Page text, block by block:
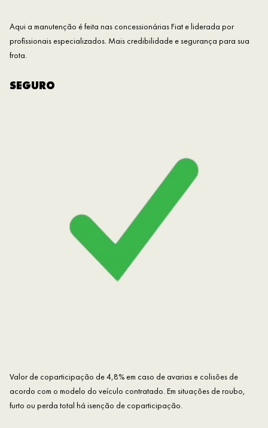
Aqui a manutenção é feita nas concessionárias Fiat e liderada por
profissionais especializados. Mais credibilidade e segurança para sua
frota.
SEGURO
Valor de coparticipação de 4,8% em caso de avarias e colisões de
acordo com o modelo do veículo contratado. Em situações de roubo,
furto ou perda total há isenção de coparticipação.